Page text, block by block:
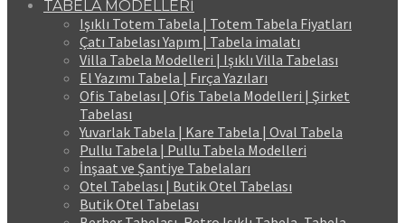
TABELA MODELLERİ
Işıklı Totem Tabela | Totem Tabela Fiyatları
Çatı Tabelası Yapım | Tabela imalatı
Villa Tabela Modelleri | Işıklı Villa Tabelası
El Yazımı Tabela | Fırça Yazıları
Ofis Tabelası | Ofis Tabela Modelleri | Şirket
Tabelası
Yuvarlak Tabela | Kare Tabela | Oval Tabela
Pullu Tabela | Pullu Tabela Modelleri
İnşaat ve Şantiye Tabelaları
Otel Tabelası | Butik Otel Tabelası
Butik Otel Tabelası